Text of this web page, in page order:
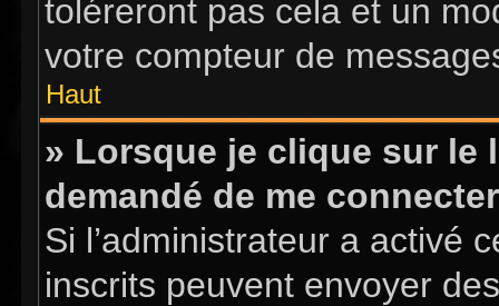
toléreront pas cela et un
votre compteur de
Haut
» Lorsque je clique sur le
demandé de me
Si l’administrateur a activé
inscrits peuvent envoyer